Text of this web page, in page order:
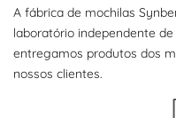
A fábrica de mochilas
laboratório independente
entregamos produtos dos
nossos clientes.